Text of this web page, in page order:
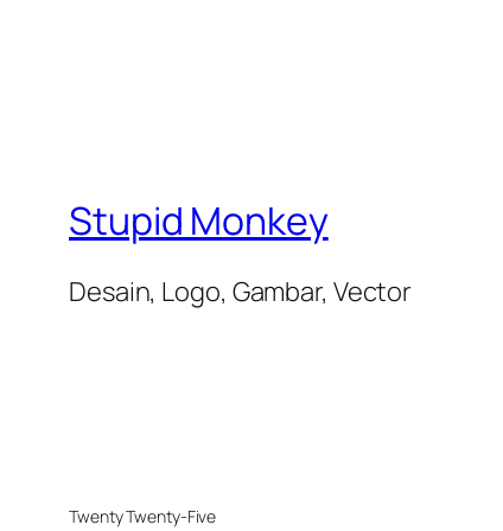
Stupid Monkey
Desain, Logo, Gambar, Vector
Twenty Twenty-Five